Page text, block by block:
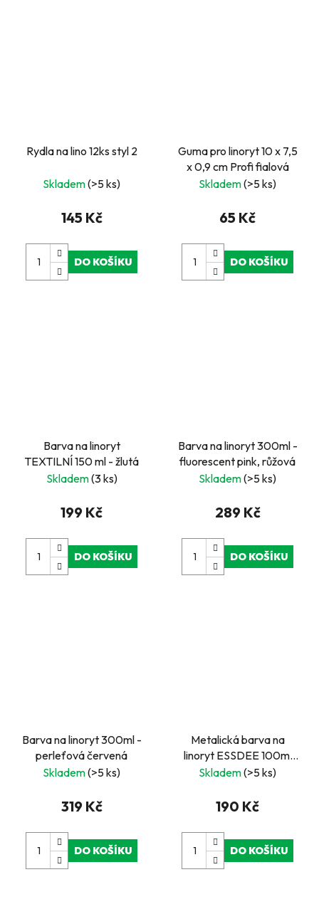
Rydla na lino 12ks styl 2
Skladem(>5 ks)
145 Kč
DO KOŠÍKU
Guma pro linoryt 10 x 7,5
x 0,9 cm Profi fialová
Skladem(>5 ks)
65 Kč
DO KOŠÍKU
Barva na linoryt
TEXTILNÍ 150 ml - žlutá
Skladem(3 ks)
199 Kč
DO KOŠÍKU
Barva na linoryt 300ml -
fluorescent pink, růžová
Skladem(>5 ks)
289 Kč
DO KOŠÍKU
Barva na linoryt 300ml -
perleťová červená
Skladem(>5 ks)
319 Kč
DO KOŠÍKU
Metalická barva na
linoryt ESSDEE 100ml
stříbrná
Skladem(>5 ks)
190 Kč
DO KOŠÍKU